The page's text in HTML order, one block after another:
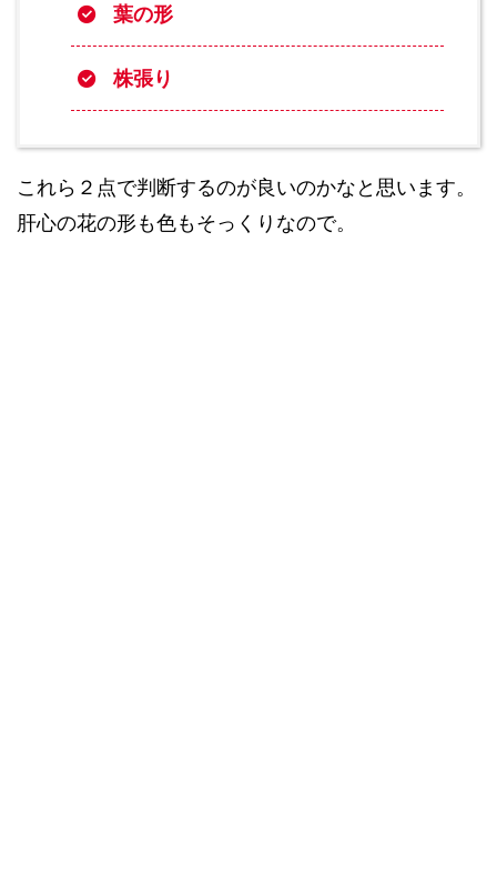
葉の形
株張り
これら２点で判断するのが良いのかなと思います。
肝心の花の形も色もそっくりなので。